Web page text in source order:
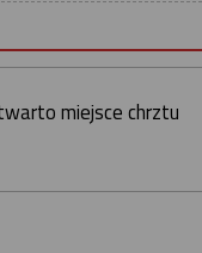
miejsce chrztu